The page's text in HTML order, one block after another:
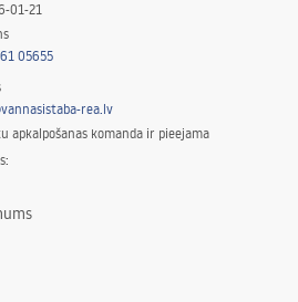
01-21
05655
rea.lv
apkalpošanas komanda ir pieejama